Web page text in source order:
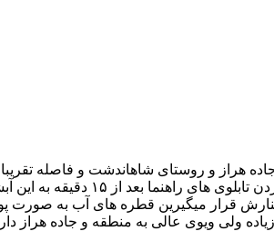
داره، برای وارد شدن به روستا باید پس از پرداخت ۵ هزار تومن و گذشتن از پل ،
آبشار در ۴ فصل زیاده و با توجه به بلندی آبشار وقتی کنارش قرار میگیرین
ولی ویوی عالی به منطقه و جاده هراز